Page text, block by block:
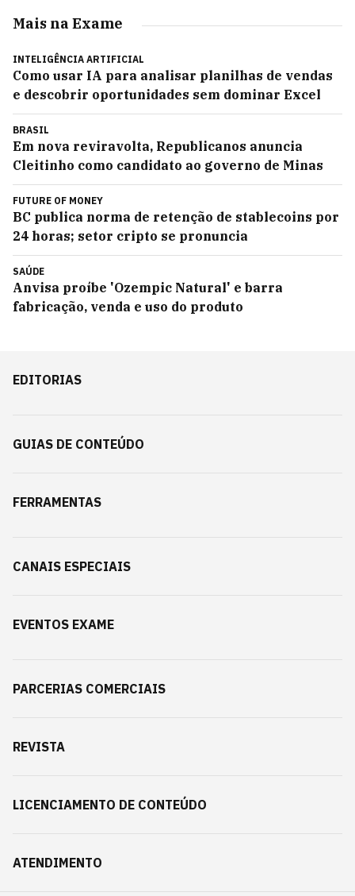
Mais na Exame
INTELIGÊNCIA ARTIFICIAL
Como usar IA para analisar planilhas de vendas
e descobrir oportunidades sem dominar Excel
BRASIL
Em nova reviravolta, Republicanos anuncia
Cleitinho como candidato ao governo de Minas
FUTURE OF MONEY
BC publica norma de retenção de stablecoins por
24 horas; setor cripto se pronuncia
SAÚDE
Anvisa proíbe 'Ozempic Natural' e barra
fabricação, venda e uso do produto
EDITORIAS
GUIAS DE CONTEÚDO
FERRAMENTAS
CANAIS ESPECIAIS
EVENTOS EXAME
PARCERIAS COMERCIAIS
REVISTA
LICENCIAMENTO DE CONTEÚDO
ATENDIMENTO